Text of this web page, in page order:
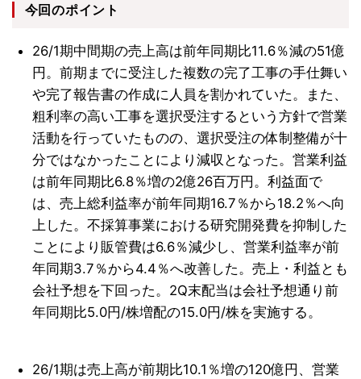
今回のポイント
26/1期中間期の売上高は前年同期比11.6％減の51億
円。前期までに受注した複数の完了工事の手仕舞い
や完了報告書の作成に人員を割かれていた。また、
粗利率の高い工事を選択受注するという方針で営業
活動を行っていたものの、選択受注の体制整備が十
分ではなかったことにより減収となった。営業利益
は前年同期比6.8％増の2億26百万円。利益面で
は、売上総利益率が前年同期16.7％から18.2％へ向
上した。不採算事業における研究開発費を抑制した
ことにより販管費は6.6％減少し、営業利益率が前
年同期3.7％から4.4％へ改善した。売上・利益とも
会社予想を下回った。2Q末配当は会社予想通り前
年同期比5.0円/株増配の15.0円/株を実施する。
26/1期は売上高が前期比10.1％増の120億円、営業